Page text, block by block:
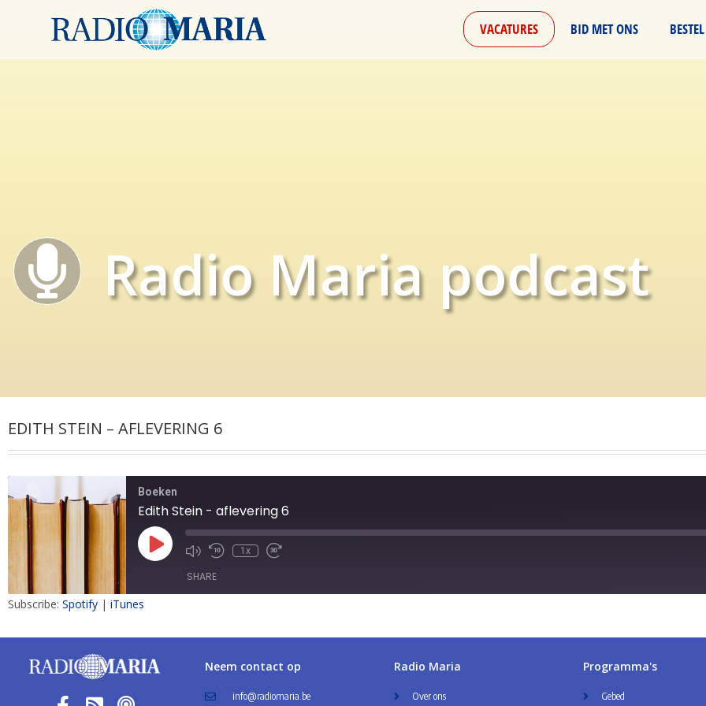
VACATURES BID MET ONS BESTEL
Radio Maria podcast
EDITH STEIN – AFLEVERING 6
Boeken
Edith Stein - aflevering 6
1x
SHARE
LINK
Subscribe: Spotify | iTunes
Neem contact op
info@radiomaria.be
Radio Maria
Over ons
Programma's
Gebed